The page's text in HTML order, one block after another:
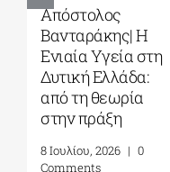
Ευρωπαϊκό
Πολιτιστικό
Κέντρο Δελφών|
Με απόλυτη
επιτυχία
ολοκληρώθηκαν
Δελφικοί Διάλογοι